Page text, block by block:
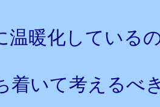
温暖化している
着いて考えるべ